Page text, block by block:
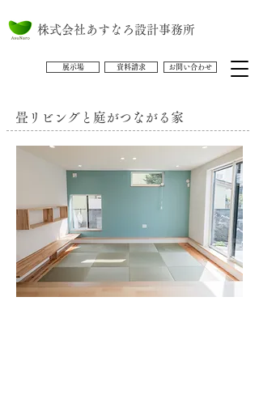
株式会社あすなろ設計事務所
展示場 資料請求 お問い合わせ
畳リビングと庭がつながる家